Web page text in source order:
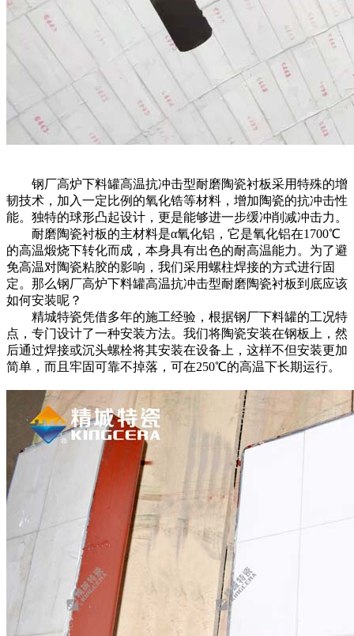
钢厂高炉下料罐高温抗冲击型耐磨陶瓷衬板采用特殊的增
韧技术，加入一定比例的氧化锆等材料，增加陶瓷的抗冲击性
能。独特的球形凸起设计，更是能够进一步缓冲削减冲击力。
耐磨陶瓷衬板的主材料是α氧化铝，它是氧化铝在1700℃
的高温煅烧下转化而成，本身具有出色的耐高温能力。为了避
免高温对陶瓷粘胶的影响，我们采用螺柱焊接的方式进行固
定。那么钢厂高炉下料罐高温抗冲击型耐磨陶瓷衬板到底应该
如何安装呢？
精城特瓷凭借多年的施工经验，根据钢厂下料罐的工况特
点，专门设计了一种安装方法。我们将陶瓷安装在钢板上，然
后通过焊接或沉头螺栓将其安装在设备上，这样不但安装更加
简单，而且牢固可靠不掉落，可在250℃的高温下长期运行。